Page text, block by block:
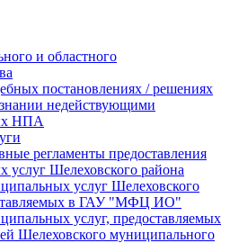
и областного
постановлениях / решениях
недействующими
НПА
регламенты предоставления
услуг Шелеховского района
услуг Шелеховского
в ГАУ "МФЦ ИО"
услуг, предоставляемых
Шелеховского муниципального